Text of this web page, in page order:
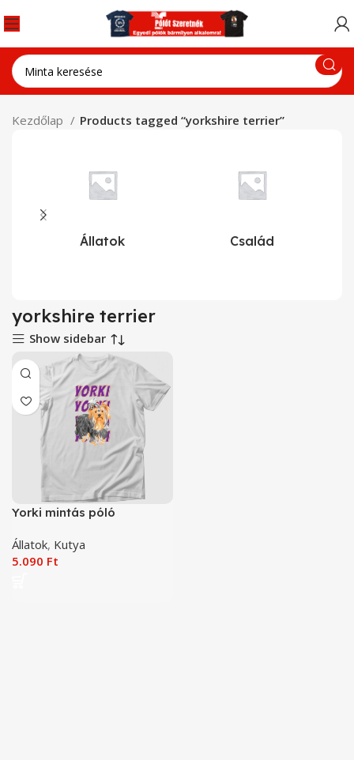
Kezdőlap Products tagged “yorkshire terrier”
Állatok Család
yorkshire terrier
Show sidebar
Yorki mintás póló
Állatok, Kutya
5.090 Ft